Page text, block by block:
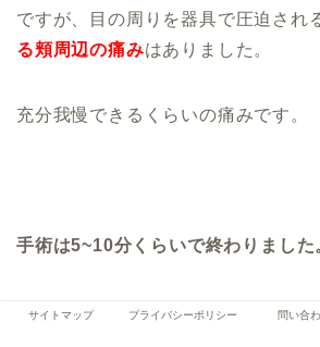
ですが、目の周りを器具で圧迫され
る頬周辺の痛みはありました。
充分我慢できるくらいの痛みです。
手術は5~10分 くらいで終わりました
サイトマップ プライバシーポリシー 問い合
記事執筆のご依
サイ